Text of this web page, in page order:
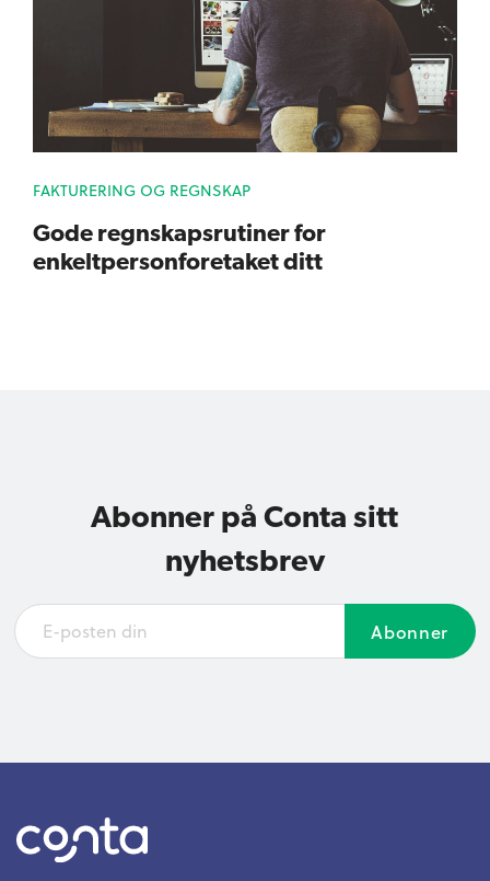
FAKTURERING OG REGNSKAP
Gode regnskapsrutiner for
enkeltpersonforetaket ditt
Abonner på Conta sitt
nyhetsbrev